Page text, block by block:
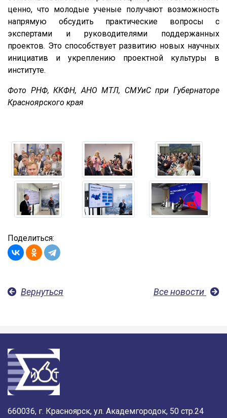
ценно, что молодые ученые получают возможность
напрямую обсудить практические вопросы с
экспертами и руководителями поддержанных
проектов. Это способствует развитию новых научных
инициатив и укреплению проектной культуры в
институте.
Фото РНФ, ККФН, АНО МТЛ, СМУиС при Губернаторе
Красноярского края
Поделиться:
Вернуться Все новости
660036, г. Красноярск, ул. Академгородок, 50 стр.24